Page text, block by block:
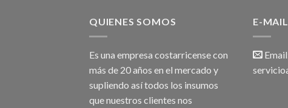
QUIENES SOMOS
Es una empresa costarricense con
más de 20 años en el mercado y
supliendo así todos los insumos
que nuestros clientes nos
E-MAIL